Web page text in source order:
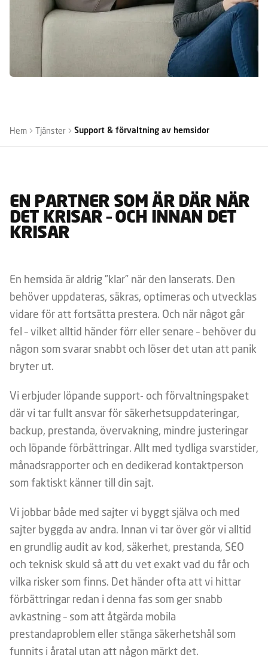
Hem Tjänster Support & förvaltning av hemsidor
EN PARTNER SOM ÄR DÄR NÄR
DET KRISAR – OCH INNAN DET
KRISAR
En hemsida är aldrig ”klar” när den lanserats. Den
behöver uppdateras, säkras, optimeras och utvecklas
vidare för att fortsätta prestera. Och när något går
fel – vilket alltid händer förr eller senare – behöver du
någon som svarar snabbt och löser det utan att panik
bryter ut.
Vi erbjuder löpande support- och förvaltningspaket
där vi tar fullt ansvar för säkerhetsuppdateringar,
backup, prestanda, övervakning, mindre justeringar
och löpande förbättringar. Allt med tydliga svarstider,
månadsrapporter och en dedikerad kontaktperson
som faktiskt känner till din sajt.
Vi jobbar både med sajter vi byggt själva och med
sajter byggda av andra. Innan vi tar över gör vi alltid
en grundlig audit av kod, säkerhet, prestanda, SEO
och teknisk skuld så att du vet exakt vad du får och
vilka risker som finns. Det händer ofta att vi hittar
förbättringar redan i denna fas som ger snabb
avkastning – som att åtgärda mobila
prestandaproblem eller stänga säkerhetshål som
funnits i åratal utan att någon märkt det.